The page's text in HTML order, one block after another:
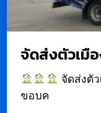
จัดส่งตัวเมื
จัดส่งตั
ขอบค